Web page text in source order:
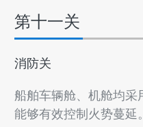
第十一关
消防关
船舶车辆舱、机舱均采
能够有效控制火势蔓延。